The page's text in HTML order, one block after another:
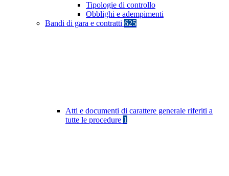
Tipologie di controllo
Obblighi e adempimenti
Bandi di gara e contratti 625
Atti e documenti di carattere generale riferiti a
tutte le procedure 1